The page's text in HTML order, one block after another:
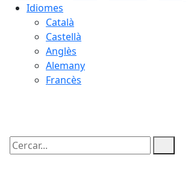
Idiomes
Català
Castellà
Anglès
Alemany
Francès
Cercar: